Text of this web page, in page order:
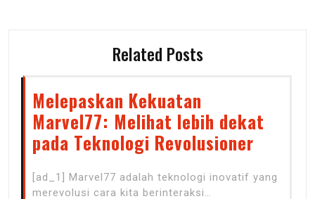
Related Posts
Melepaskan Kekuatan
Marvel77: Melihat lebih dekat
pada Teknologi Revolusioner
[ad_1] Marvel77 adalah teknologi inovatif yang
merevolusi cara kita berinteraksi…